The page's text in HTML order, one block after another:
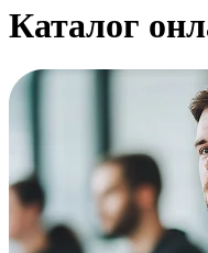
Каталог